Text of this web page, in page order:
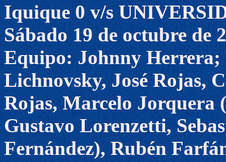
Iquique 0 v/s
Sábado 19 de octubre de
Equipo: Johnny Herrera;
Lichnovsky, José Rojas,
Rojas, Marcelo Jorquera
Gustavo Lorenzetti,
Fernández), Rubén